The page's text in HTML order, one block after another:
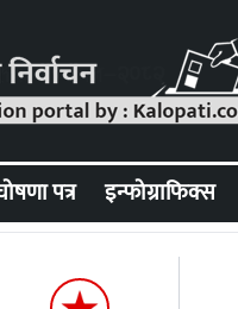
पत्र इन्फोग्राफिक्स